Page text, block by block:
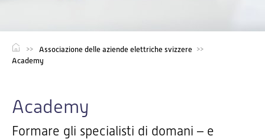
Associazione delle aziende elettriche svizzere
Academy
Academy
Formare gli specialisti di domani – e